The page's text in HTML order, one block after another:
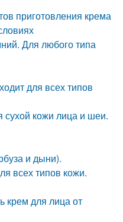
приготовления крема
Для любого типа
для всех типов
кожи лица и шеи.
и дыни).
всех типов кожи.
крем для лица от